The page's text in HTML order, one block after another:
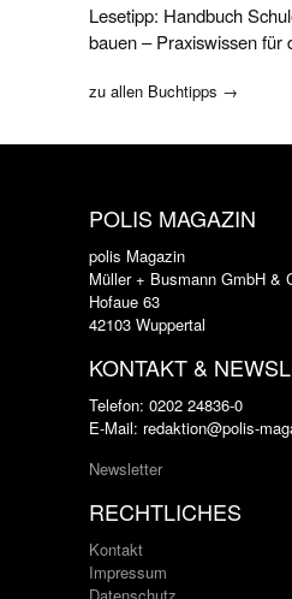
Lesetipp: Handbuch
bauen – Praxiswissen für
zu allen Buchtipps →
POLIS MAGAZIN
polis Magazin
Müller + Busmann GmbH &
Hofaue 63
42103 Wuppertal
KONTAKT &
Telefon: 0202 24836-0
E-Mail: redaktion@polis-
Newsletter
RECHTLICHES
Kontakt
Impressum
Datenschutz